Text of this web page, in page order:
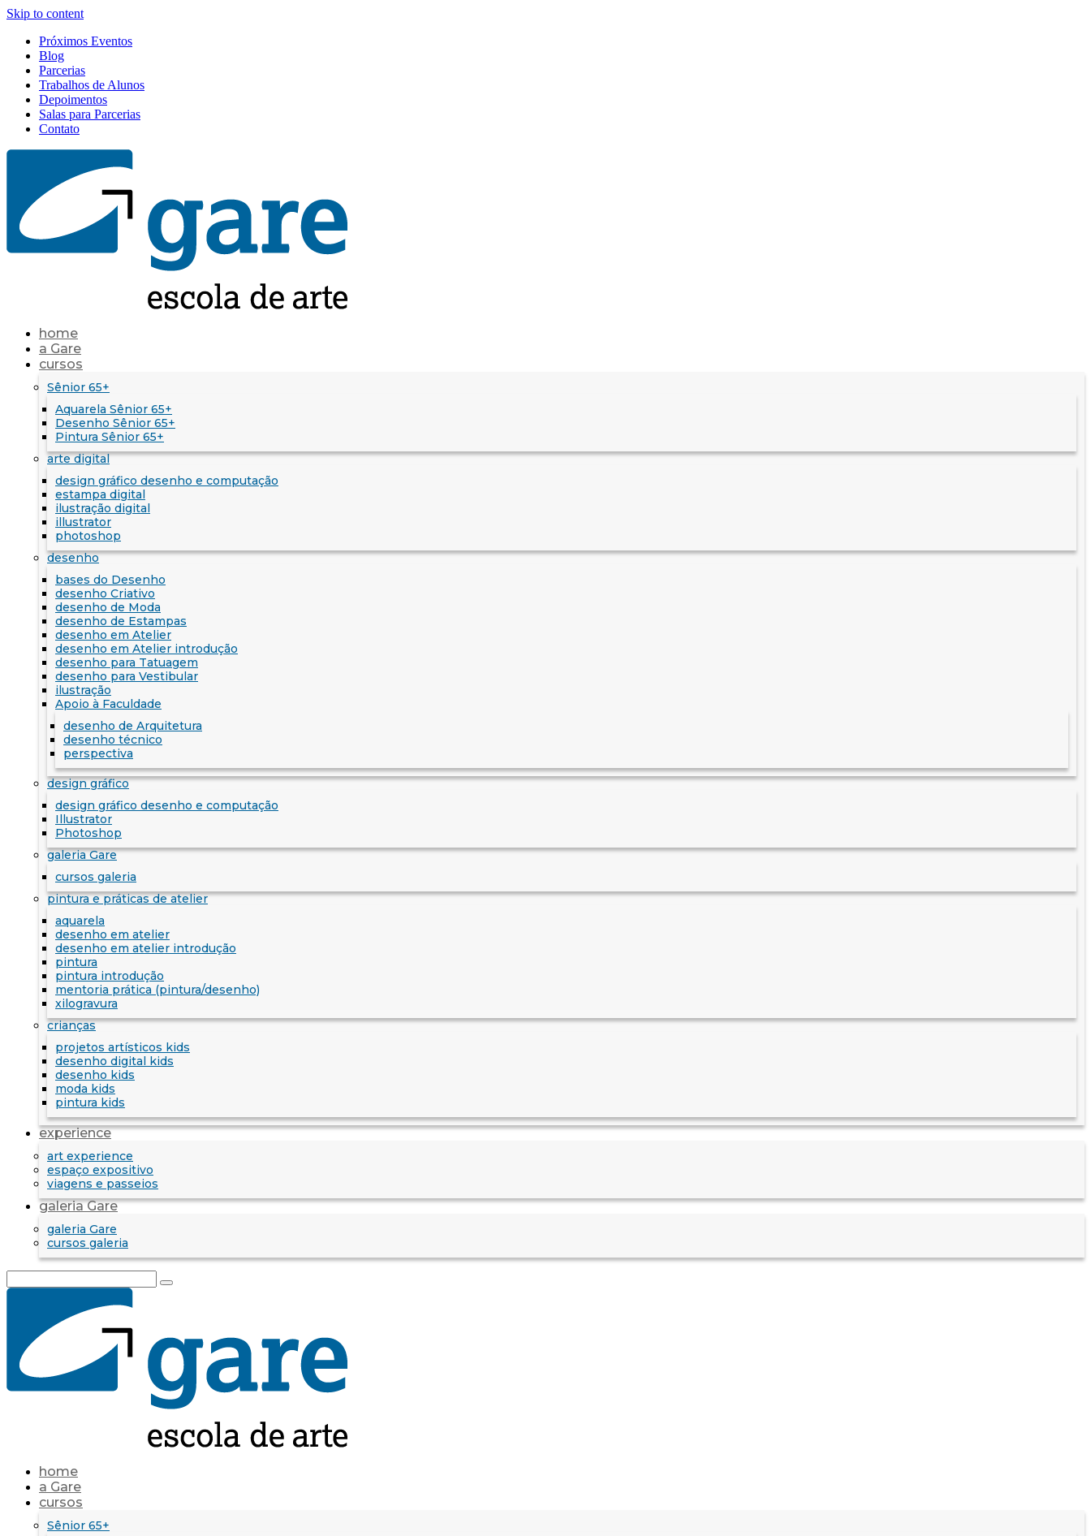
Skip to content
Próximos Eventos
Blog
Parcerias
Trabalhos de Alunos
Depoimentos
Salas para Parcerias
Contato
home
a Gare
cursos
Sênior 65+
Aquarela Sênior 65+
Desenho Sênior 65+
Pintura Sênior 65+
arte digital
design gráfico desenho e computação
estampa digital
ilustração digital
illustrator
photoshop
desenho
bases do Desenho
desenho Criativo
desenho de Moda
desenho de Estampas
desenho em Atelier
desenho em Atelier introdução
desenho para Tatuagem
desenho para Vestibular
ilustração
Apoio à Faculdade
desenho de Arquitetura
desenho técnico
perspectiva
design gráfico
design gráfico desenho e computação
Illustrator
Photoshop
galeria Gare
cursos galeria
pintura e práticas de atelier
aquarela
desenho em atelier
desenho em atelier introdução
pintura
pintura introdução
mentoria prática (pintura/desenho)
xilogravura
crianças
projetos artísticos kids
desenho digital kids
desenho kids
moda kids
pintura kids
experience
art experience
espaço expositivo
viagens e passeios
galeria Gare
galeria Gare
cursos galeria
home
a Gare
cursos
Sênior 65+